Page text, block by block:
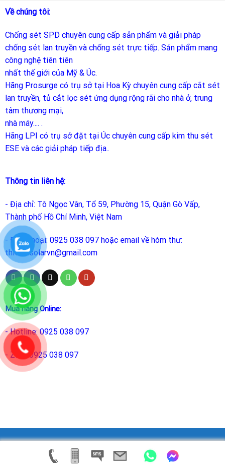
Về chúng tôi:
Chống sét SPD chuyên cung cấp sản phẩm và giải pháp
chống sét lan truyền và chống sét trực tiếp. Sản phẩm mang
công nghệ tiên tiên
nhất thế giới của Mỹ & Úc.
Hãng Prosurge có trụ sở tại Hoa Kỳ chuyên cung cấp cắt sét
lan truyền, tủ cắt lọc sét ứng dụng rộng rãi cho nhà ở, trung
tâm thương mại,
nhà máy.... .
Hãng LPI có trụ sở đặt tại Úc chuyên cung cấp kim thu sét
ESE và các giải pháp tiếp địa..
Thông tin liên hệ:
- Địa chỉ: Tô Ngọc Vân, Tổ 59, Phường 15, Quận Gò Vấp,
Thành phố Hồ Chí Minh, Việt Nam
- Điện thoại: 0925 038 097 hoặc email về hòm thư:
thietbisolarvn@gmail.com
Mua hàng Online:
- Hotline: 0925 038 097
- Zalo: 0925 038 097